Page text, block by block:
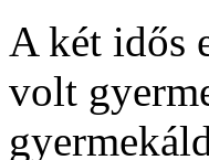
A két idős
volt